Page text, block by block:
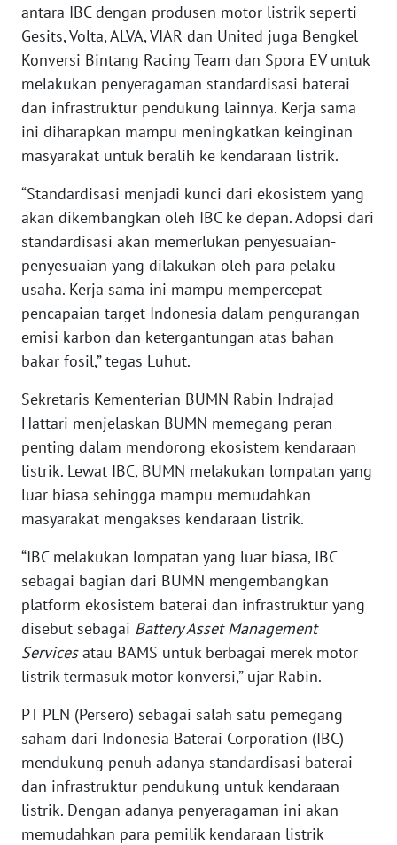
antara IBC dengan produsen motor listrik seperti
Gesits, Volta, ALVA, VIAR dan United juga Bengkel
Konversi Bintang Racing Team dan Spora EV untuk
melakukan penyeragaman standardisasi baterai
dan infrastruktur pendukung lainnya. Kerja sama
ini diharapkan mampu meningkatkan keinginan
masyarakat untuk beralih ke kendaraan listrik.
“Standardisasi menjadi kunci dari ekosistem yang
akan dikembangkan oleh IBC ke depan. Adopsi dari
standardisasi akan memerlukan penyesuaian-
penyesuaian yang dilakukan oleh para pelaku
usaha. Kerja sama ini mampu mempercepat
pencapaian target Indonesia dalam pengurangan
emisi karbon dan ketergantungan atas bahan
bakar fosil,” tegas Luhut.
Sekretaris Kementerian BUMN Rabin Indrajad
Hattari menjelaskan BUMN memegang peran
penting dalam mendorong ekosistem kendaraan
listrik. Lewat IBC, BUMN melakukan lompatan yang
luar biasa sehingga mampu memudahkan
masyarakat mengakses kendaraan listrik.
“IBC melakukan lompatan yang luar biasa, IBC
sebagai bagian dari BUMN mengembangkan
platform ekosistem baterai dan infrastruktur yang
disebut sebagai Battery Asset Management
Servicesatau BAMS untuk berbagai merek motor
listrik termasuk motor konversi,” ujar Rabin.
PT PLN (Persero) sebagai salah satu pemegang
saham dari Indonesia Baterai Corporation (IBC)
mendukung penuh adanya standardisasi baterai
dan infrastruktur pendukung untuk kendaraan
listrik. Dengan adanya penyeragaman ini akan
memudahkan para pemilik kendaraan listrik
WN
BABEL
WN
WN
SUMSEL
WN
BENGKULU
WN
WN
JATENG
WN
NUSANTARA
WN
JOGJA
WN
WN
BALI
WN
KALBAR
WN
KALTENG